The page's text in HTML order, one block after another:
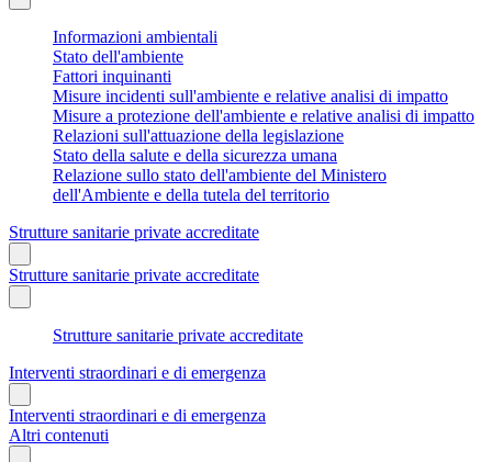
Informazioni ambientali
Stato dell'ambiente
Fattori inquinanti
Misure incidenti sull'ambiente e relative analisi di impatto
Misure a protezione dell'ambiente e relative analisi di impatto
Relazioni sull'attuazione della legislazione
Stato della salute e della sicurezza umana
Relazione sullo stato dell'ambiente del Ministero
dell'Ambiente e della tutela del territorio
Strutture sanitarie private accreditate
Strutture sanitarie private accreditate
Strutture sanitarie private accreditate
Interventi straordinari e di emergenza
Interventi straordinari e di emergenza
Altri contenuti